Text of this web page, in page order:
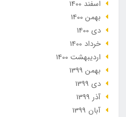
اسفند 1400
بهمن 1400
دی 1400
خرداد 1400
ارديبهشت 1400
بهمن 1399
دی 1399
آذر 1399
آبان 1399